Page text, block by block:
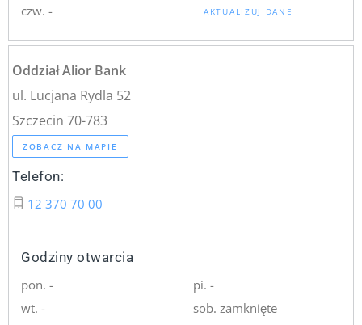
czw. -
AKTUALIZUJ DANE
Oddział Alior Bank
ul. Lucjana Rydla 52
Szczecin 70-783
ZOBACZ NA MAPIE
Telefon:
12 370 70 00
Godziny otwarcia
pon. -
wt. -
pi. -
sob. zamknięte